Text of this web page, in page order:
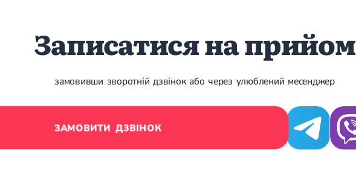
Записатися на прийом
замовивши зворотній дзвінок або через улюблений месенджер
ЗАМОВИТИ ДЗВІНОК